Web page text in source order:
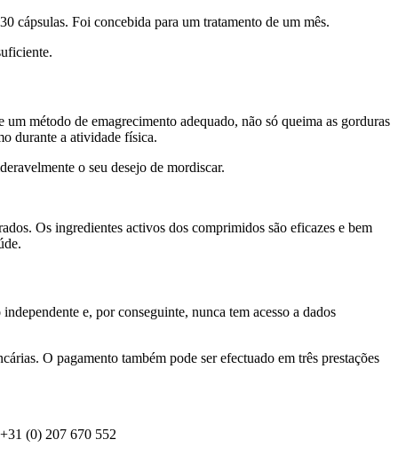
cápsulas. Foi concebida para um tratamento de um mês.
método de emagrecimento adequado, não só queima as gorduras
durante a atividade física.
o seu desejo de mordiscar.
Os ingredientes activos dos comprimidos são eficazes e bem
e, por conseguinte, nunca tem acesso a dados
O pagamento também pode ser efectuado em três prestações
(0) 207 670 552